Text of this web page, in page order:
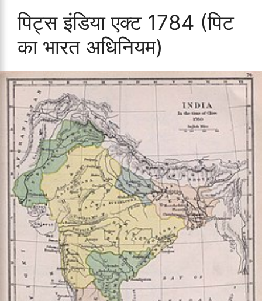
पिट्स इंडिया एक्ट 1784 (पिट
का भारत अधिनियम)